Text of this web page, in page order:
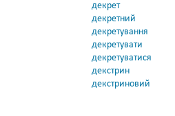
декрет
декретний
декретування
декретувати
декретуватися
декстрин
декстриновий